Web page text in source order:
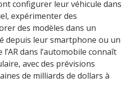
configurer leur véhicule dans
expérimenter des
des modèles dans un
depuis leur smartphone ou un
l’AR dans l’automobile connaît
avec des prévisions
de milliards de dollars à